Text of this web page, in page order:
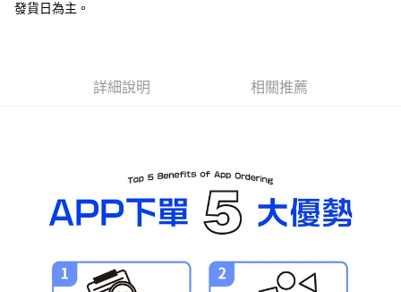
預購-7-11取貨付款(舊)
每筆NT$90，滿NT$3,000(含以上)免運費
預購-宅配(舊)
每筆NT$120，滿NT$3,000(含以上)免運費
預購-宅配(離島)(舊)
每筆NT$160，滿NT$3,000(含以上)免運費
發貨日為主。
詳細說明 相關推薦